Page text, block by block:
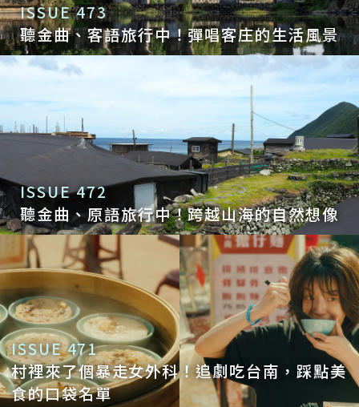
ISSUE 473
聽金曲、客語旅行中！彈唱客庄的生活風景
ISSUE 472
聽金曲、原語旅行中！跨越山海的自然想像
ISSUE 471
村裡來了個暴走女外科！追劇吃台南，踩點美
食的口袋名單